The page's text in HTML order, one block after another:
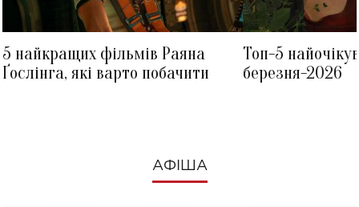
5 найкращих фільмів Раяна
Ґослінга, які варто побачити
Топ-5
березня-2026
АФІША